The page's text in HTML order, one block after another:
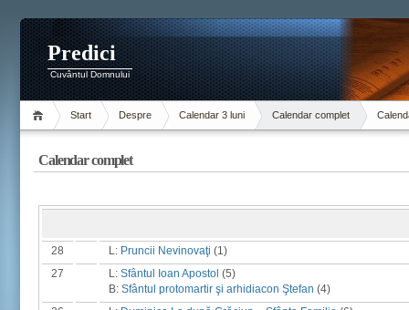
Predici
Cuvântul Domnului
Start Despre Calendar 3 luni Calendar complet
Calendar complet
28 L: Pruncii Nevinovaţi (1)
27
L: Sfântul Ioan Apostol (5)
B: Sfântul protomartir şi arhidiacon Ştefan (4)